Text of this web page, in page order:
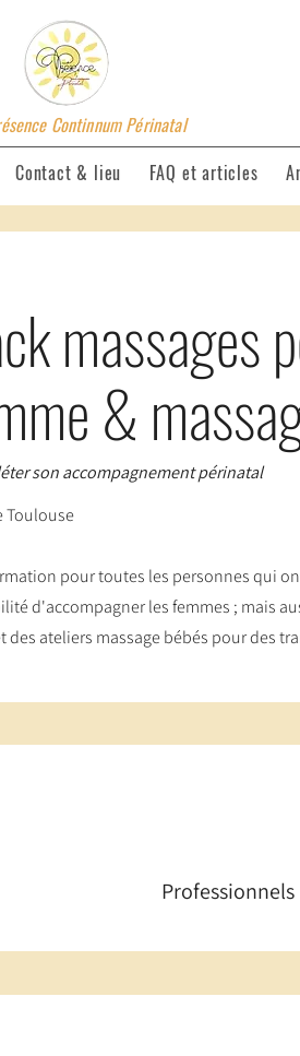
Continnum Périnatal
Contact & lieu FAQ et articles
massages
&
son accompagnement périnatal
Toulouse
pour toutes les personnes qui
d'accompagner les femmes ; mais
des ateliers massage bébés pour des
Professionnels